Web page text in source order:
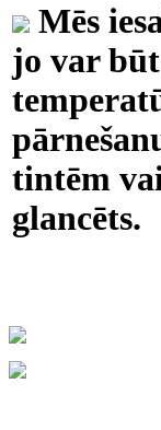
Mēs
jo var
tintēm
glancēts.